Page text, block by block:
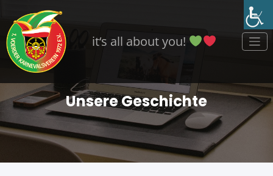
Inhalt
springen
it‘s all about you!
Unsere Geschichte